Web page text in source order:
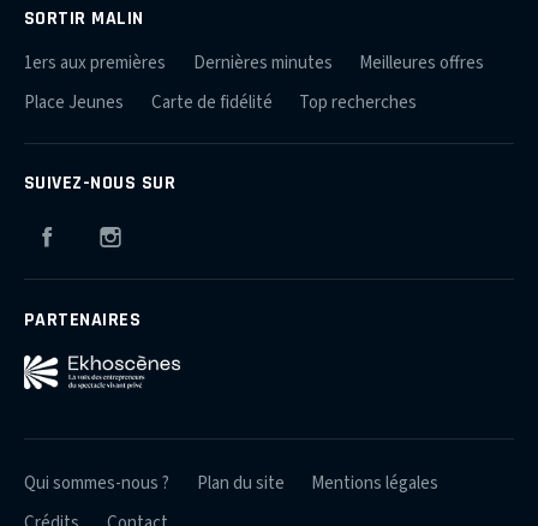
SORTIR MALIN
1ers aux premières Dernières minutes
Meilleures offres
Place Jeunes
Carte de fidélité Top recherches
SUIVEZ-NOUS SUR
Facebook
PARTENAIRES
Qui sommes-nous ? Plan du site
Mentions légales